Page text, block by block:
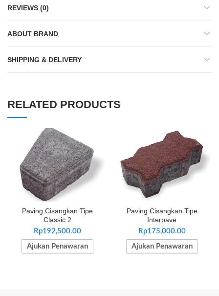
REVIEWS (0)
ABOUT BRAND
SHIPPING & DELIVERY
RELATED PRODUCTS
Paving Cisangkan Tipe
Classic 2
Rp192,500.00
Ajukan Penawaran
Paving Cisangkan Tipe
Interpave
Rp175,000.00
Ajukan Penawaran